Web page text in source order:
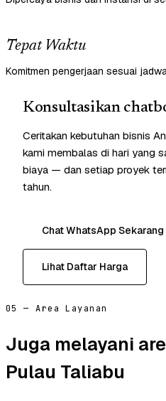
Tepat Waktu
Komitmen pengerjaan sesuai
Konsultasikan
Ceritakan kebutuhan bisnis
kami membalas di hari yang
biaya — dan setiap proyek
tahun.
Chat WhatsApp Sekarang
Lihat Daftar Harga
05 — Area Layanan
Juga melayani
Pulau Taliabu